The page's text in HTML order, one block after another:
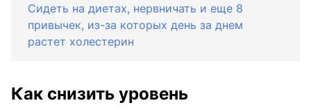
Сидеть на диетах, нервничать и еще 8
привычек, из-за которых день за днем
растет холестерин
Как снизить уровень